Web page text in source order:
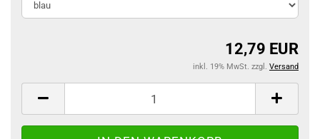
12,79 EUR
inkl. 19% MwSt. zzgl. Versand